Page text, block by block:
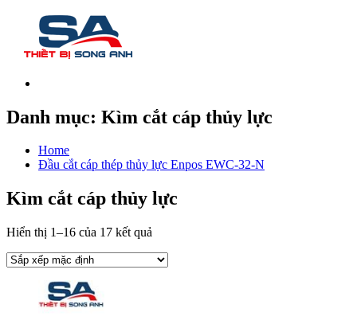
Danh mục: Kìm cắt cáp thủy lực
Home
Đầu cắt cáp thép thủy lực Enpos EWC-32-N
Kìm cắt cáp thủy lực
Hiển thị 1–16 của 17 kết quả